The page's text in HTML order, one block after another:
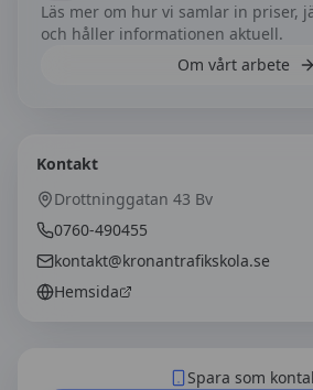
Läs mer om hur vi samlar in priser,
och håller informationen aktuell.
Om vårt arbete
Kontakt
Drottninggatan 43 Bv
0760-490455
kontakt@kronantrafikskola.se
Hemsida
Spara som